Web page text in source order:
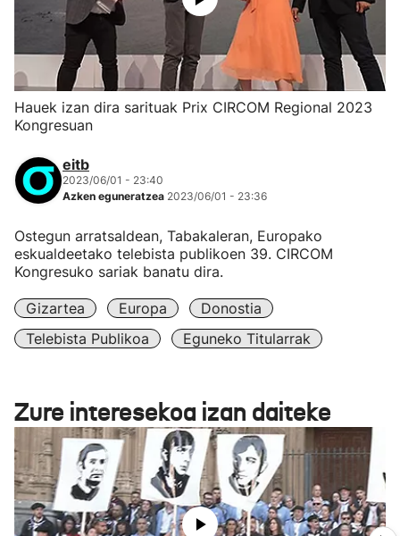
Hauek izan dira sarituak Prix CIRCOM Regional 2023
Kongresuan
eitb
2023/06/01 - 23:40
Azken eguneratzea 2023/06/01 - 23:36
Ostegun arratsaldean, Tabakaleran, Europako
eskualdeetako telebista publikoen 39. CIRCOM
Kongresuko sariak banatu dira.
Gizartea Europa
Donostia
Telebista Publikoa
Eguneko Titularrak
Zure interesekoa izan daiteke